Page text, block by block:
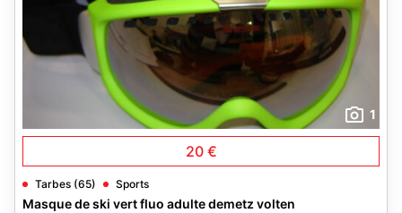
1
20 €
Tarbes (65) Sports
Masque de ski vert fluo adulte demetz volten